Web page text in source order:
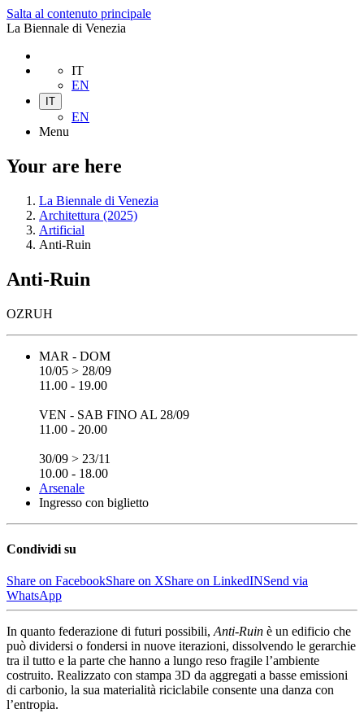
Salta al contenuto principale
La Biennale di Venezia
IT
EN
IT
EN
Menu
Your are here
La Biennale di Venezia
Architettura (2025)
Artificial
Anti-Ruin
Anti-Ruin
OZRUH
MAR - DOM
10/05 > 28/09
11.00 - 19.00
VEN - SAB FINO AL 28/09
11.00 - 20.00
30/09 > 23/11
10.00 - 18.00
Arsenale
Ingresso con biglietto
Condividi su
Share on FacebookShare on XShare on LinkedINSend via
WhatsApp
In quanto federazione di futuri possibili, Anti-Ruin è un edificio che
può dividersi o fondersi in nuove iterazioni, dissolvendo le gerarchie
tra il tutto e la parte che hanno a lungo reso fragile l’ambiente
costruito. Realizzato con stampa 3D da aggregati a basse emissioni
di carbonio, la sua materialità riciclabile consente una danza con
l’entropia.